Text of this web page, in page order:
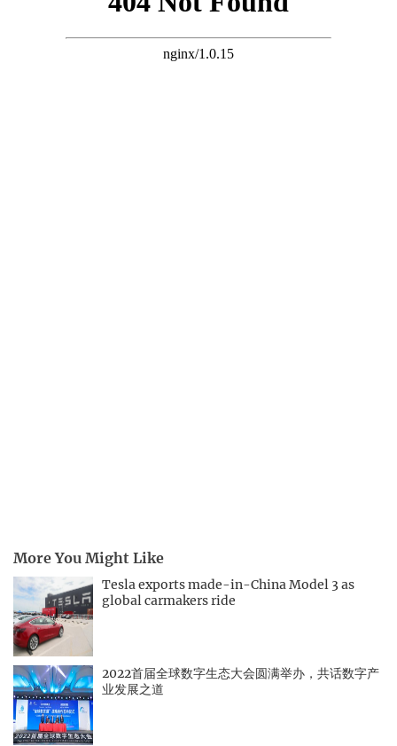
More You Might Like
Tesla exports made-in-China Model 3 as
global carmakers ride
2022首届全球数字生态大会圆满举办，共话数字产
业发展之道